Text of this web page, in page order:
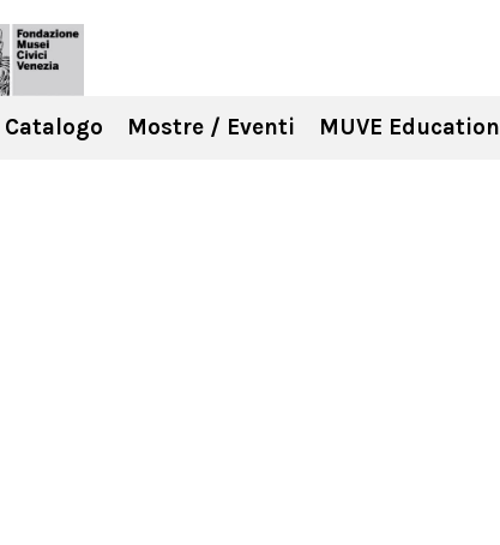
Catalogo Mostre / Eventi MUVE Education